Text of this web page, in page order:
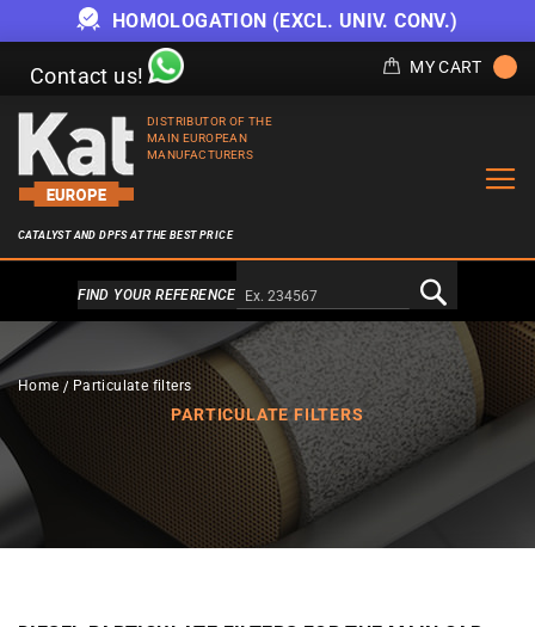
HOMOLOGATION (EXCL. UNIV. CONV.)
Contact us! MY CART
DISTRIBUTOR OF THE
MAIN EUROPEAN
MANUFACTURERS
CATALYST AND DPFS AT THE BEST PRICE
Alternativa a Doofinder
FIND YOUR REFERENCE
Home Particulate filters
PARTICULATE FILTERS